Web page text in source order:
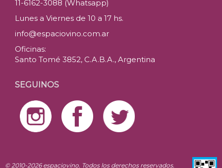
11-6162-3088 (Whatsapp)
Lunes a Viernes de 10 a 17 hs.
info@espaciovino.com.ar
Oficinas:
Santo Tomé 3852, C.A.B.A., Argentina
SEGUINOS
© 2010-2026 espaciovino. Todos los derechos reservados.